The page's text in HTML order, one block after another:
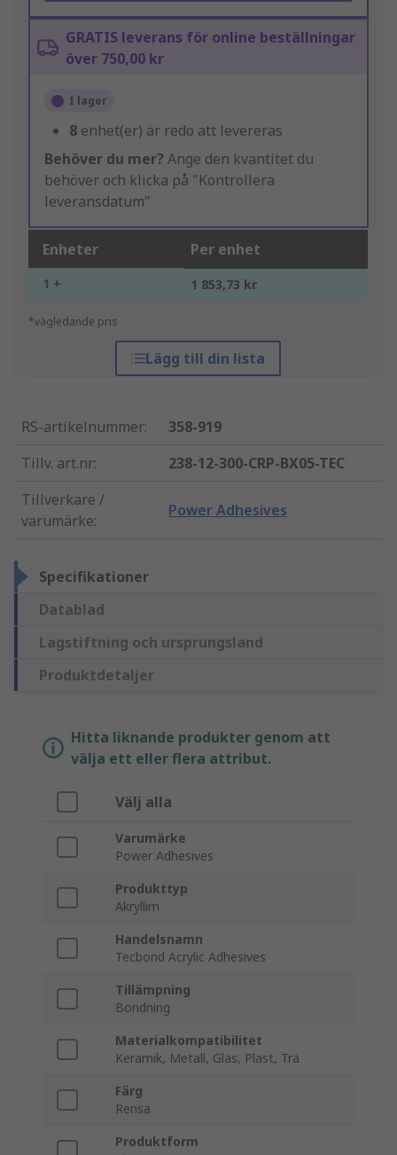
GRATIS leverans för online beställningar
över 750,00 kr
I lager
8 enhet(er) är redo att levereras
Behöver du mer? Ange den kvantitet du
behöver och klicka på "Kontrollera
leveransdatum"
Enheter Per enhet
1 + 1 853,73 kr
*vägledande pris
Lägg till din lista
RS-artikelnummer:
358-919
Tillv. art.nr:
238-12-300-CRP-BX05-TEC
Tillverkare /
varumärke:
Power Adhesives
Specifikationer
Datablad
Lagstiftning och ursprungsland
Produktdetaljer
Hitta liknande produkter genom att
välja ett eller flera attribut.
Välj alla
Varumärke
Power Adhesives
Produkttyp
Akryllim
Handelsnamn
Tecbond Acrylic Adhesives
Tillämpning
Bondning
Materialkompatibilitet
Keramik, Metall, Glas, Plast, Trä
Färg
Rensa
Produktform